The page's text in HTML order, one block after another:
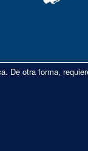
De otra forma,